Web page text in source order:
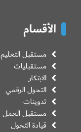
الأقسام
مستقبل التعليم
مستقبليات
الابتكار
التحول الرقمي
تدوينات
مستقبل العمل
قيادة التحول